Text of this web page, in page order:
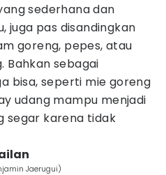
sederhana dan
juga pas disandingkan
goreng, pepes, atau
Bahkan sebagai
bisa, seperti mie goreng
udang mampu menjadi
segar karena tidak
Jaerugui)